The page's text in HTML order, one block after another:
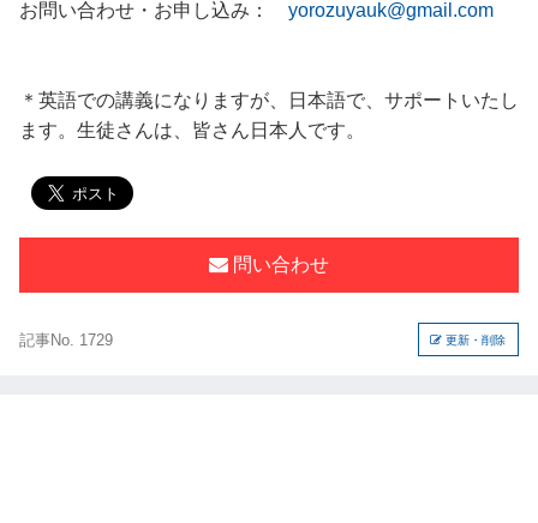
お問い合わせ・お申し込み： yorozuyauk@gmail.com
＊英語での講義になりますが、日本語で、サポートいたし
ます。生徒さんは、皆さん日本人です。
問い合わせ
記事No. 1729 更新・削除